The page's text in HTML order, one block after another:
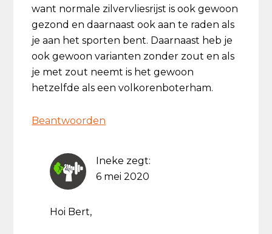
want normale zilvervliesrijst is ook gewoon
gezond en daarnaast ook aan te raden als
je aan het sporten bent. Daarnaast heb je
ook gewoon varianten zonder zout en als
je met zout neemt is het gewoon
hetzelfde als een volkorenboterham.
Beantwoorden
Ineke zegt:
6 mei 2020
Hoi Bert,